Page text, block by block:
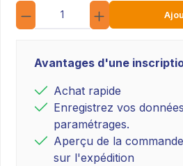
Quantité
Avantages d'une
Achat rapide
Enregistrez vos
paramétrages.
Aperçu de la
sur l'expédition